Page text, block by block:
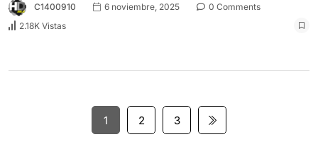
C1400910 6 noviembre, 2025
0 Comments
2.18K Vistas
1 2 3